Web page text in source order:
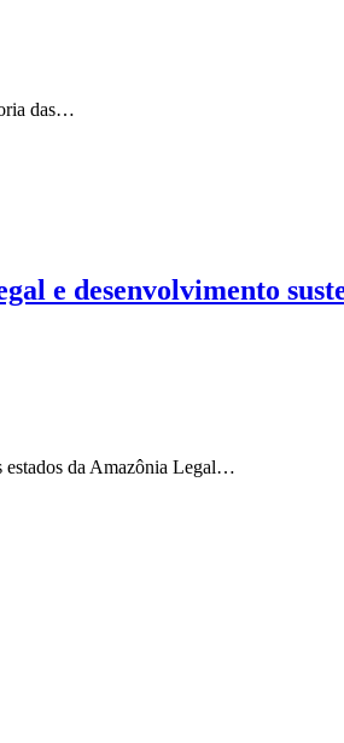
das…
e desenvolvimento
estados da Amazônia Legal…